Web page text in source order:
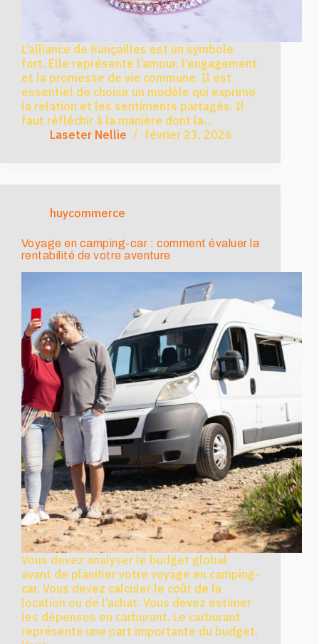
L’alliance de fiançailles est un symbole
fort. Elle représente l’amour, l’engagement
et la promesse de vie commune. Il est
essentiel de choisir un modèle qui exprime
la relation et les sentiments partagés. Il
faut réfléchir à la manière dont la…
Laseter Nellie
février 23, 2026
huycommerce
Voyage en camping-car : comment évaluer la
rentabilité de votre aventure
Vous devez analyser le budget global
avant de planifier votre voyage en camping-
car. Vous devez calculer le coût de la
location ou de l’achat. Vous devez estimer
les dépenses en carburant. Le carburant
représente une part importante du budget.